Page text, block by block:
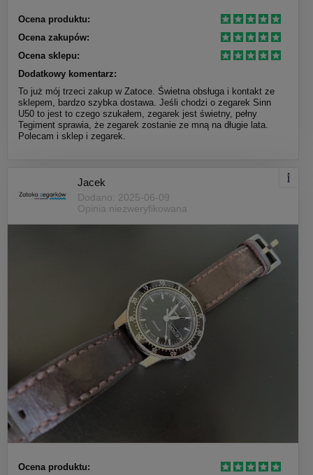
Ocena produktu:
Ocena zakupów:
Ocena sklepu:
Dodatkowy komentarz:
To już mój trzeci zakup w Zatoce. Świetna obsługa i kontakt ze
sklepem, bardzo szybka dostawa. Jeśli chodzi o zegarek Sinn
U50 to jest to czego szukałem, zegarek jest świetny, pełny
Tegiment sprawia, że zegarek zostanie ze mną na długie lata.
Polecam i sklep i zegarek.
Jacek
Dodano: 2025-06-09
Opinia niezweryfikowana
Ocena produktu: